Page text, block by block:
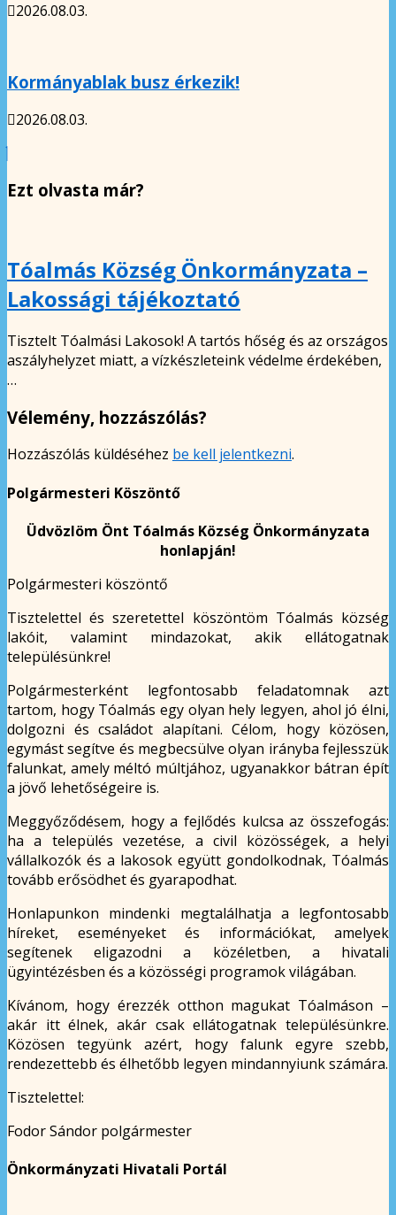
2026.08.03.
Kormányablak busz érkezik!
2026.08.03.
Ezt olvasta már?
Tóalmás Község Önkormányzata –
Lakossági tájékoztató
Tisztelt Tóalmási Lakosok! A tartós hőség és az országos
aszályhelyzet miatt, a vízkészleteink védelme érdekében,
…
Vélemény, hozzászólás?
Hozzászólás küldéséhez be kell jelentkezni.
Polgármesteri Köszöntő
Üdvözlöm Önt Tóalmás Község Önkormányzata
honlapján!
Polgármesteri köszöntő
Tisztelettel és szeretettel köszöntöm Tóalmás község
lakóit, valamint mindazokat, akik ellátogatnak
településünkre!
Polgármesterként legfontosabb feladatomnak azt
tartom, hogy Tóalmás egy olyan hely legyen, ahol jó élni,
dolgozni és családot alapítani. Célom, hogy közösen,
egymást segítve és megbecsülve olyan irányba fejlesszük
falunkat, amely méltó múltjához, ugyanakkor bátran épít
a jövő lehetőségeire is.
Meggyőződésem, hogy a fejlődés kulcsa az összefogás:
ha a település vezetése, a civil közösségek, a helyi
vállalkozók és a lakosok együtt gondolkodnak, Tóalmás
tovább erősödhet és gyarapodhat.
Honlapunkon mindenki megtalálhatja a legfontosabb
híreket, eseményeket és információkat, amelyek
segítenek eligazodni a közéletben, a hivatali
ügyintézésben és a közösségi programok világában.
Kívánom, hogy érezzék otthon magukat Tóalmáson –
akár itt élnek, akár csak ellátogatnak településünkre.
Közösen tegyünk azért, hogy falunk egyre szebb,
rendezettebb és élhetőbb legyen mindannyiunk számára.
Tisztelettel:
Fodor Sándor polgármester
Önkormányzati Hivatali Portál